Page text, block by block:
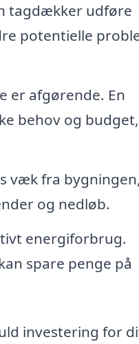
tagdækker udføre
potentielle
er afgørende. En
behov og budget,
væk fra
og nedløb.
energiforbrug.
spare penge på
investering for